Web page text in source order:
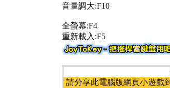
音量調大:F10
全螢幕:F4
重新載入:F5
請分享此電腦版網頁小遊戲